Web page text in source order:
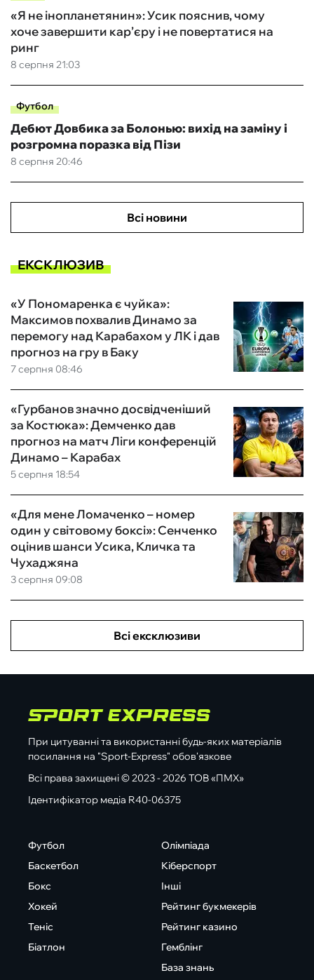
8 серпня 21:03
«Я не інопланетянин»: Усик пояснив, чому
хоче завершити кар’єру і не повертатися на
ринг
Футбол
8 серпня 20:46
Дебют Довбика за Болонью: вихід на заміну і
розгромна поразка від Пізи
Всі новини
ЕКСКЛЮЗИВ
7 серпня 08:46
«У Пономаренка є чуйка»:
Максимов похвалив Динамо за
перемогу над Карабахом у ЛК і дав
прогноз на гру в Баку
5 серпня 18:54
«Гурбанов значно досвідченіший
за Костюка»: Демченко дав
прогноз на матч Ліги конференцій
Динамо – Карабах
3 серпня 09:08
«Для мене Ломаченко – номер
один у світовому боксі»: Сенченко
оцінив шанси Усика, Кличка та
Чухаджяна
Всі ексклюзиви
При цитуванні та використанні будь-яких матеріалів
посилання на "Sport-Express" обов'язкове
Всі права захищені © 2023 - 2026 ТОВ «ПМХ»
Ідентифікатор медіа R40-06375
Футбол
Баскетбол
Бокс
Хокей
Теніс
Біатлон
Олімпіада
Кіберспорт
Інші
Рейтинг букмекерів
Рейтинг казино
Гемблінг
База знань